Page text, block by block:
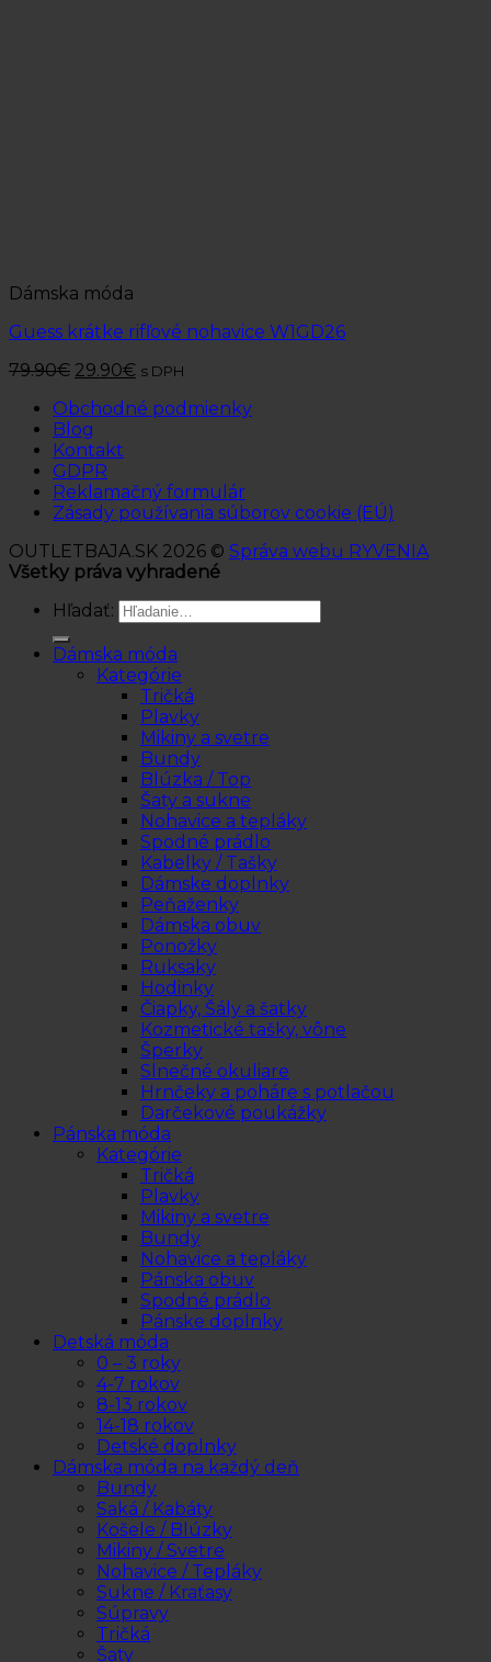
Dámska móda
Guess krátke rifľové nohavice W1GD26
79.90€ 29.90€ s DPH
Obchodné podmienky
Blog
Kontakt
GDPR
Reklamačný formulár
Zásady používania súborov cookie (EÚ)
OUTLETBAJA.SK 2026 © Správa webu RYVENIA
Všetky práva vyhradené
Hľadať:
Dámska móda
Kategórie
Tričká
Plavky
Mikiny a svetre
Bundy
Blúzka / Top
Šaty a sukne
Nohavice a tepláky
Spodné prádlo
Kabelky / Tašky
Dámske doplnky
Peňaženky
Dámska obuv
Ponožky
Ruksaky
Hodinky
Čiapky, Šály a šatky
Kozmetické tašky, vône
Šperky
Slnečné okuliare
Hrnčeky a poháre s potlačou
Darčekové poukážky
Pánska móda
Kategórie
Tričká
Plavky
Mikiny a svetre
Bundy
Nohavice a tepláky
Pánska obuv
Spodné prádlo
Pánske doplnky
Detská móda
0 – 3 roky
4-7 rokov
8-13 rokov
14-18 rokov
Detské doplnky
Dámska móda na každý deň
Bundy
Saká / Kabáty
Košele / Blúzky
Mikiny / Svetre
Nohavice / Tepláky
Sukne / Kraťasy
Súpravy
Tričká
Šaty